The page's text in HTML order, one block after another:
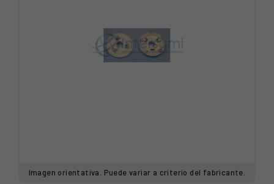
Imagen orientativa. Puede variar a criterio del fabricante.